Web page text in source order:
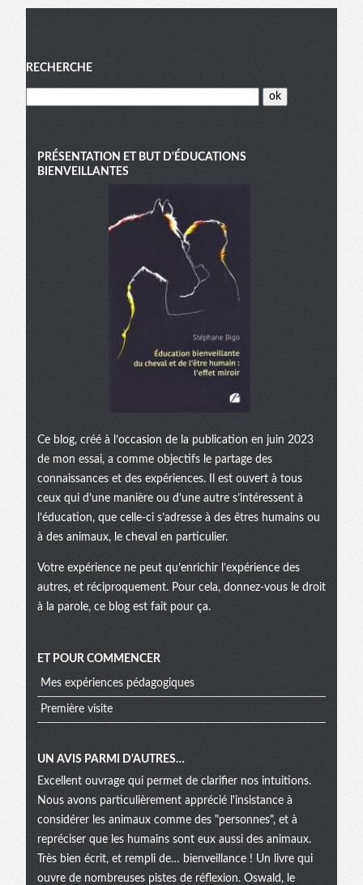
Menu
RECHERCHE
PRÉSENTATION ET BUT D'ÉDUCATIONS
BIENVEILLANTES
Ce blog, créé à l’occasion de la publication en juin 2023
de mon essai, a comme objectifs le partage des
connaissances et des expériences. Il est ouvert à tous
ceux qui d’une manière ou d’une autre s’intéressent à
l’éducation, que celle-ci s’adresse à des êtres humains ou
à des animaux, le cheval en particulier.
Votre expérience ne peut qu’enrichir l’expérience des
autres, et réciproquement. Pour cela, donnez-vous le droit
à la parole, ce blog est fait pour ça.
ET POUR COMMENCER
Mes expériences pédagogiques
Première visite
UN AVIS PARMI D'AUTRES…
Excellent ouvrage qui permet de clarifier nos intuitions.
Nous avons particulièrement apprécié l'insistance à
considérer les animaux comme des "personnes", et à
repréciser que les humains sont eux aussi des animaux.
Très bien écrit, et rempli de… bienveillance ! Un livre qui
ouvre de nombreuses pistes de réflexion. Oswald, le